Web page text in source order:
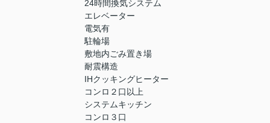
24時間換気システム
エレベーター
電気有
駐輪場
敷地内ごみ置き場
耐震構造
IHクッキングヒーター
コンロ２口以上
システムキッチン
コンロ３口